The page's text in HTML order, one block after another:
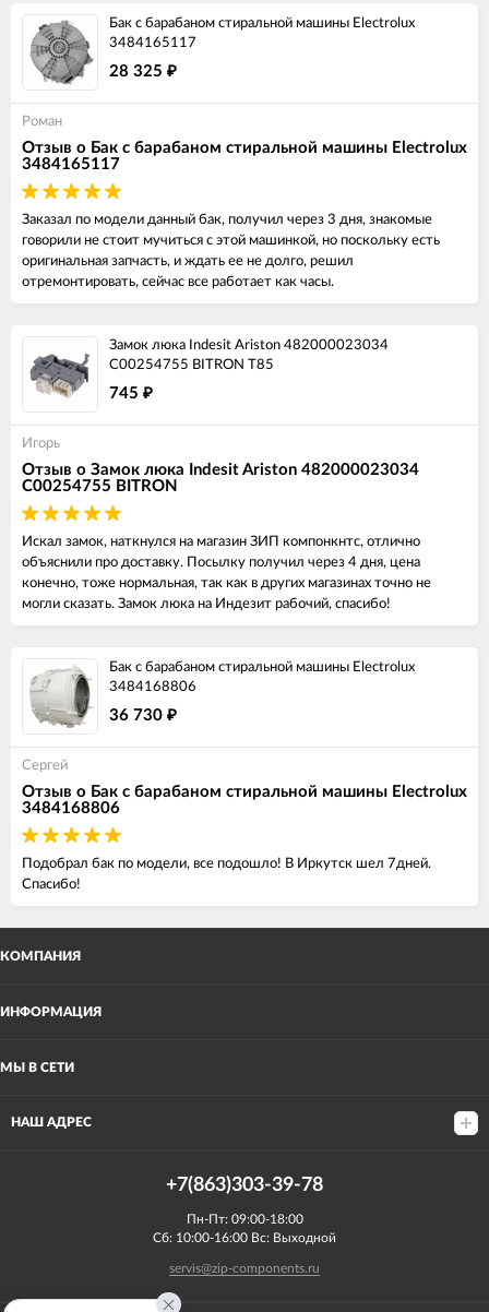
Бак с барабаном стиральной машины Electrolux
3484165117
28 325 ₽
Роман
Отзыв о Бак с барабаном стиральной машины Electrolux
3484165117
Заказал по модели данный бак, получил через 3 дня, знакомые
говорили не стоит мучиться с этой машинкой, но поскольку есть
оригинальная запчасть, и ждать ее не долго, решил
отремонтировать, сейчас все работает как часы.
Замок люка Indesit Ariston 482000023034
C00254755 BITRON T85
745 ₽
Игорь
Отзыв о Замок люка Indesit Ariston 482000023034
C00254755 BITRON
Искал замок, наткнулся на магазин ЗИП компонкнтс, отлично
объяснили про доставку. Посылку получил через 4 дня, цена
конечно, тоже нормальная, так как в других магазинах точно не
могли сказать. Замок люка на Индезит рабочий, спасибо!
Бак с барабаном стиральной машины Electrolux
3484168806
36 730 ₽
Сергей
Отзыв о Бак с барабаном стиральной машины Electrolux
3484168806
Подобрал бак по модели, все подошло! В Иркутск шел 7дней.
Спасибо!
КОМПАНИЯ
ИНФОРМАЦИЯ
МЫ В СЕТИ
НАШ АДРЕС
+7(863)303-39-78
Пн-Пт: 09:00-18:00
Сб: 10:00-16:00 Вс: Выходной
servis@zip-components.ru